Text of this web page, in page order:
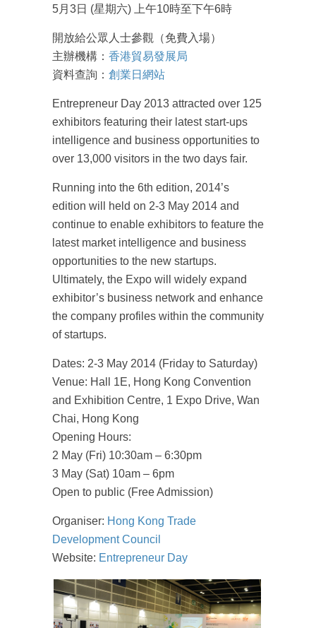
5月3日 (星期六) 上午10時至下午6時
開放給公眾人士參觀（免費入場）
主辦機構： 香港貿易發展局
資料查詢： 創業日網站
Entrepreneur Day 2013 attracted over 125
exhibitors featuring their latest start-ups
intelligence and business opportunities to
over 13,000 visitors in the two days fair.
Running into the 6th edition, 2014’s
edition will held on 2-3 May 2014 and
continue to enable exhibitors to feature the
latest market intelligence and business
opportunities to the new startups.
Ultimately, the Expo will widely expand
exhibitor’s business network and enhance
the company profiles within the community
of startups.
Dates: 2-3 May 2014 (Friday to Saturday)
Venue: Hall 1E, Hong Kong Convention
and Exhibition Centre, 1 Expo Drive, Wan
Chai, Hong Kong
Opening Hours:
2 May (Fri) 10:30am – 6:30pm
3 May (Sat) 10am – 6pm
Open to public (Free Admission)
Organiser: Hong Kong Trade
Development Council
Website: Entrepreneur Day
成為 EJ Tech 會員
最新資訊（附創業懶人包）